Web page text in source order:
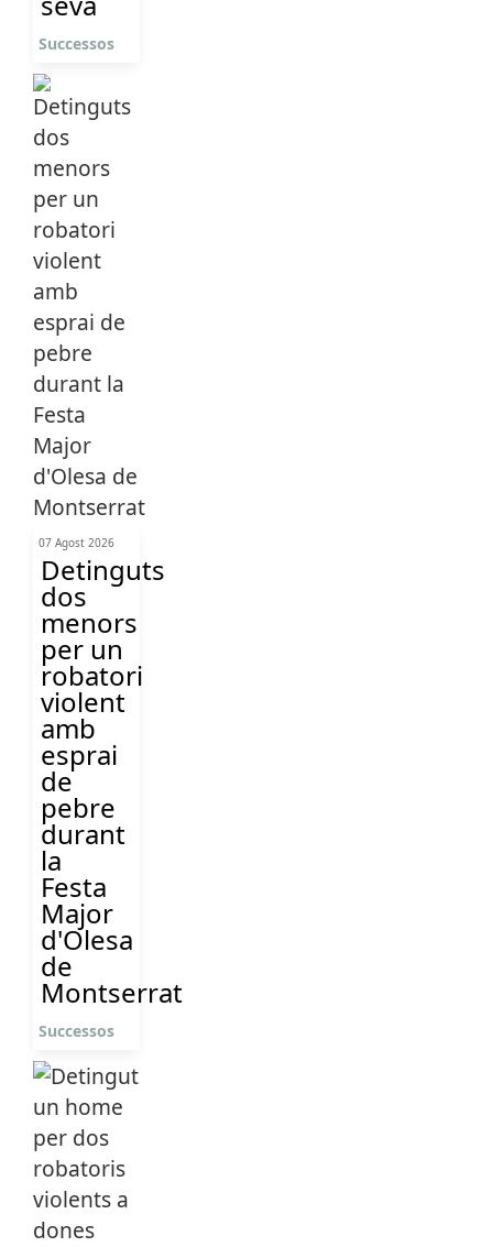
Successos
07 Agost 2026
Detinguts
dos
menors
per un
robatori
violent
amb
esprai
de
pebre
durant
la
Festa
Major
d'Olesa
de
Montserrat
Successos